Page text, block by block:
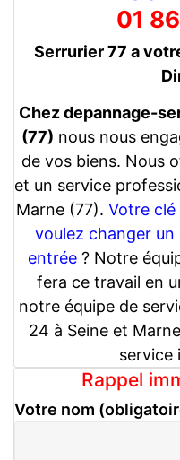
01
Serrurier 77 a
Chez depannage-
(77) nous nous
de vos biens. Nous
et un service
Marne (77). Votre clé
voulez changer
entrée ? Notre
fera ce travail en
notre équipe de
24 à Seine et
service
Rappel
Votre nom